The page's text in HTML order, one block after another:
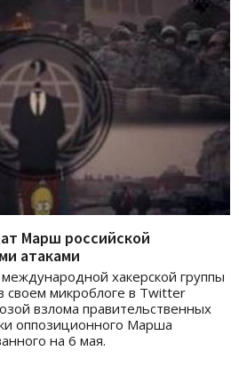
Марш российской
атаками
хакерской группы
своем микроблоге в Twitter
взлома правительственных
оппозиционного Марша
на 6 мая.